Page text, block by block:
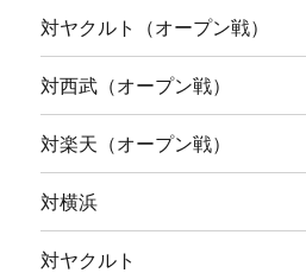
対ヤクルト（オープン戦）
対西武（オープン戦）
対楽天（オープン戦）
対横浜
対ヤクルト